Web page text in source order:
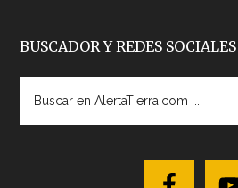
BUSCADOR Y REDES SOCIALES
AlertaTierra.com